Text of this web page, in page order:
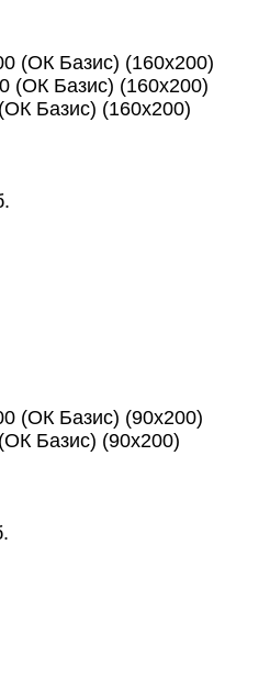
Базис) (160х200)
Базис) (90х200)